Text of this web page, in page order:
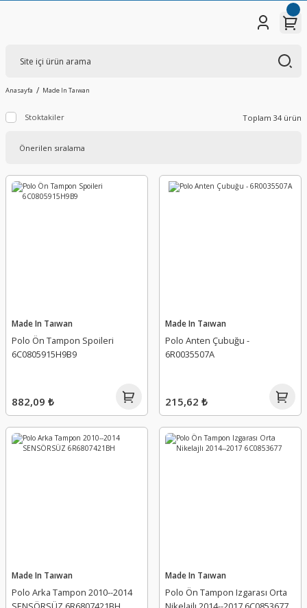
Anasayfa Made In Taıwan
Stoktakiler Toplam 34 ürün
Made In Taıwan
Polo Ön Tampon Spoileri
6C0805915H9B9
882,09 ₺
Made In Taıwan
Polo Anten Çubuğu -
6R0035507A
215,62 ₺
Made In Taıwan
Polo Arka Tampon 2010--2014
Made In Taıwan
Polo Ön Tampon Izgarası Orta